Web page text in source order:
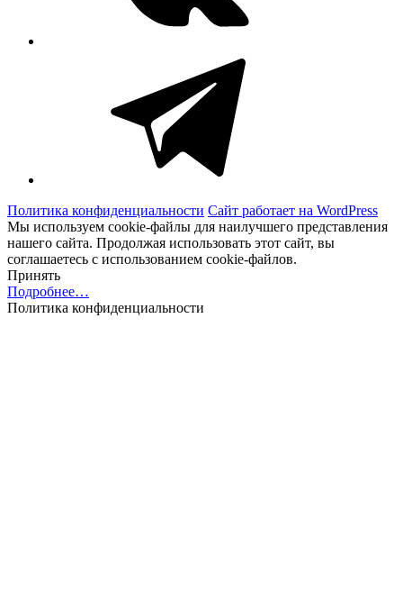
Политика конфиденциальности Сайт работает на WordPress
Мы используем cookie-файлы для наилучшего представления
нашего сайта. Продолжая использовать этот сайт, вы
соглашаетесь с использованием cookie-файлов.
Принять
Подробнее…
Политика конфиденциальности